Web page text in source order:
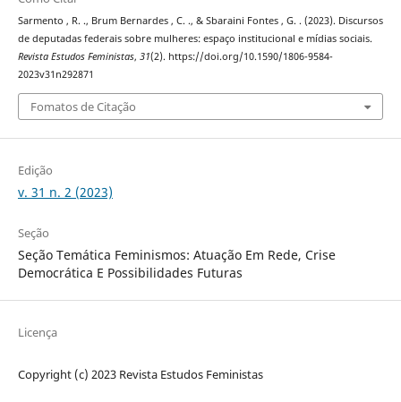
Sarmento , R. ., Brum Bernardes , C. ., & Sbaraini Fontes , G. . (2023). Discursos
de deputadas federais sobre mulheres: espaço institucional e mídias sociais.
Revista Estudos Feministas, 31(2). https://doi.org/10.1590/1806-9584-
2023v31n292871
Fomatos de Citação
Edição
v. 31 n. 2 (2023)
Seção
Seção Temática Feminismos: Atuação Em Rede, Crise
Democrática E Possibilidades Futuras
Licença
Copyright (c) 2023 Revista Estudos Feministas